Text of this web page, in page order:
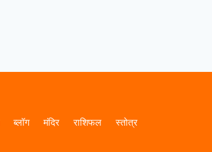
ब्लॉग मंदिर राशिफल स्तोत्र